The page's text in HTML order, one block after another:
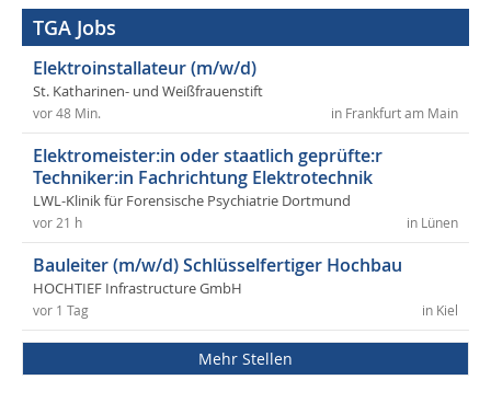
TGA Jobs
Elektroinstallateur (m/w/d)
St. Katharinen- und Weißfrauenstift
in Frankfurt am Main
vor 48 Min.
Elektromeister:in oder staatlich geprüfte:r
Techniker:in Fachrichtung Elektrotechnik
LWL-Klinik für Forensische Psychiatrie Dortmund
in Lünen
vor 21 h
Bauleiter (m/w/d) Schlüsselfertiger Hochbau
HOCHTIEF Infrastructure GmbH
in Kiel
vor 1 Tag
Mehr Stellen